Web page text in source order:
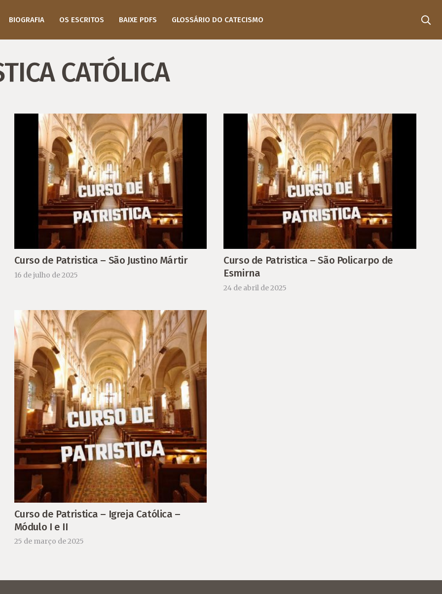
BIOGRAFIA OS ESCRITOS BAIXE PDFS GLOSSÁRIO DO CATECISMO
CATÓLICA
Curso de Patristica – São Justino Mártir
16 de julho de 2025
Curso de Patristica – São Policarpo de
Esmirna
24 de abril de 2025
Curso de Patristica – Igreja Católica –
Módulo I e II
25 de março de 2025